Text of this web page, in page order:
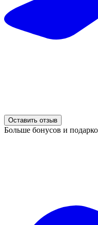
Оставить отзыв
Больше бонусов и